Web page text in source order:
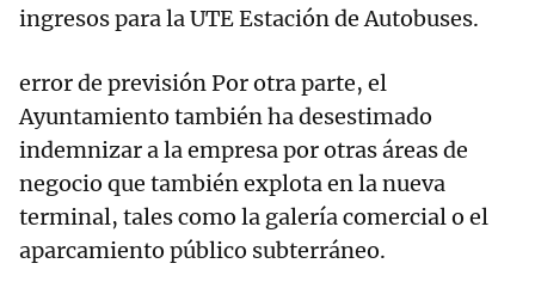
ingresos para la UTE Estación de Autobuses.
error de previsión Por otra parte, el
Ayuntamiento también ha desestimado
indemnizar a la empresa por otras áreas de
negocio que también explota en la nueva
terminal, tales como la galería comercial o el
aparcamiento público subterráneo.